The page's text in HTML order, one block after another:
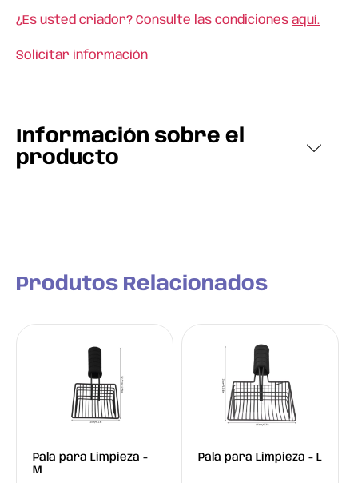
¿Es usted criador? Consulte las condiciones aquí.
Solicitar información
Información sobre el
producto
Produtos Relacionados
Pala para Limpieza -
M
Pala para Limpieza - L